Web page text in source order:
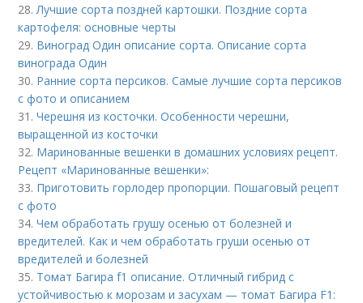
28.Лучшие сорта поздней картошки. Поздние сорта
картофеля: основные черты
29. Виноград Один описание сорта. Описание сорта
винограда Один
30. Ранние сорта персиков. Самые лучшие сорта персиков
с фото и описанием
31.Черешня из косточки. Особенности черешни,
выращенной из косточки
32. Маринованные вешенки в домашних условиях рецепт.
Рецепт «Маринованные вешенки»:
33. Приготовить горлодер пропорции. Пошаговый рецепт
с фото
34.Чем обработать грушу осенью от болезней и
вредителей. Как и чем обработать груши осенью от
вредителей и болезней
35. Томат Багира f1 описание. Отличный гибрид с
устойчивостью к морозам и засухам — томат Багира F1: